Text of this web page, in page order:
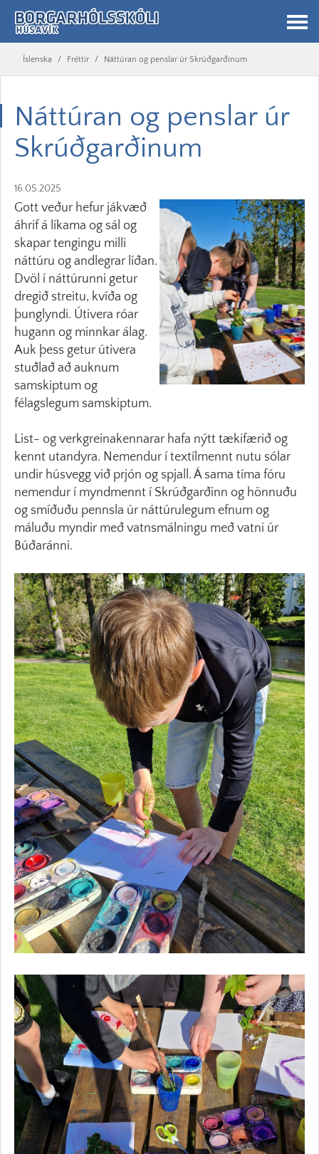
Íslenska / Fréttir / Náttúran og penslar úr Skrúðgarðinum
Náttúran og penslar úr
Skrúðgarðinum
16.05.2025
Gott veður hefur jákvæð
áhrif á líkama og sál og
skapar tengingu milli
náttúru og andlegrar líðan.
Dvöl í náttúrunni getur
dregið streitu, kvíða og
þunglyndi. Útivera róar
hugann og minnkar álag.
Auk þess getur útivera
stuðlað að auknum
samskiptum og
félagslegum samskiptum.
List- og verkgreinakennarar hafa nýtt tækifærið og
kennt utandyra. Nemendur í textílmennt nutu sólar
undir húsvegg við prjón og spjall. Á sama tíma fóru
nemendur í myndmennt í Skrúðgarðinn og hönnuðu
og smíðuðu pennsla úr náttúrulegum efnum og
máluðu myndir með vatnsmálningu með vatni úr
Búðaránni.